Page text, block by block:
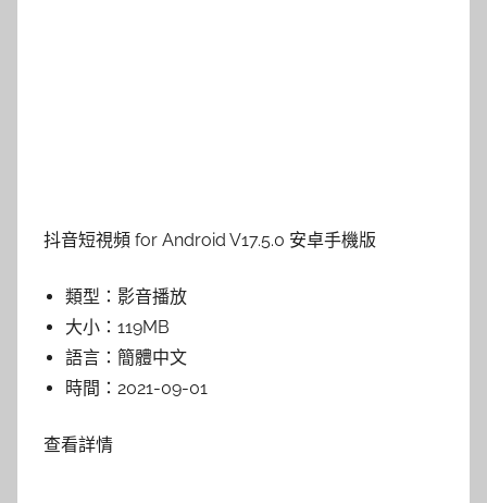
抖音短視頻 for Android V17.5.0 安卓手機版
類型： 影音播放
大小： 119MB
語言： 簡體中文
時間： 2021-09-01
查看詳情